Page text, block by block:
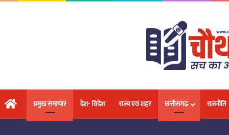
मुख्य पृष्ठप्रमुख समाचार देश- विदेश राज्य एवं शहर छत्तीसगढ़ राजनीति
कराटे चैंपियनशिप में चांपा के खिलाड़ियों का जलवा, 18 प्रतिभाओं ने जीतकर बढ़ाया नगर और प्रदेश का मान